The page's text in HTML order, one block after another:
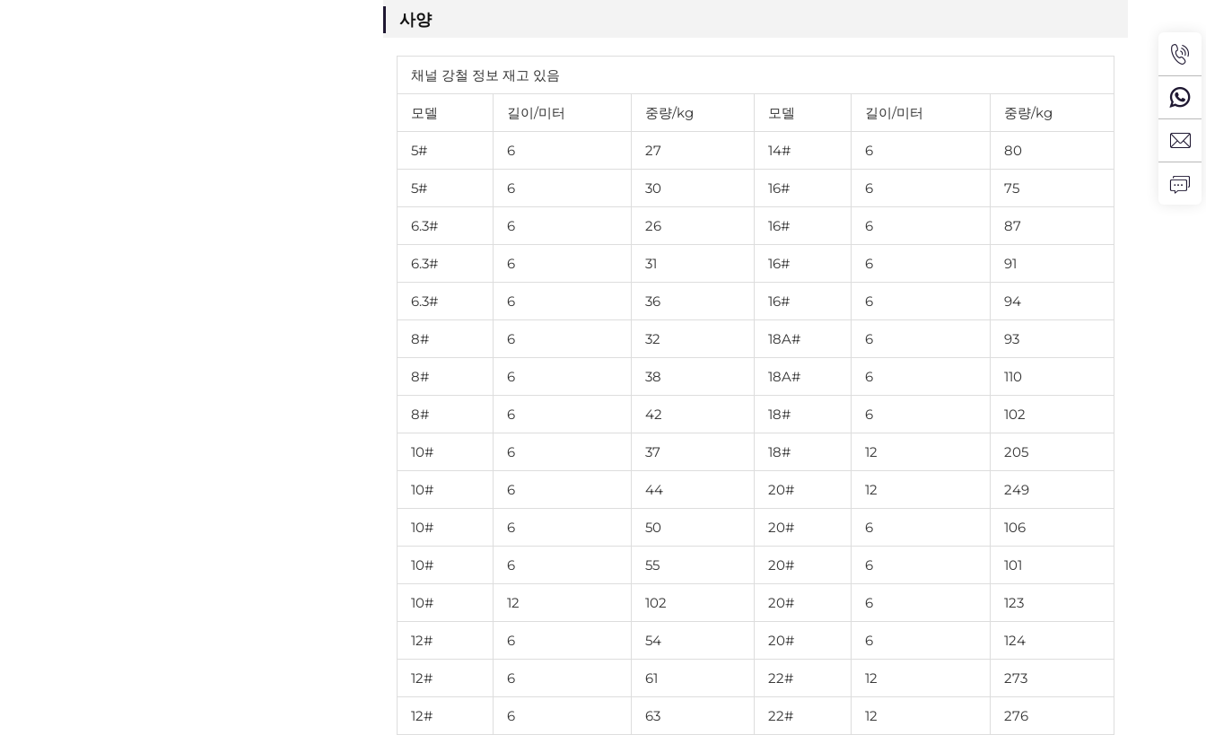
사양
채널 강철 정보 재고 있음
모델 길이/미터 중량/kg 모델 길이/미터 중량/kg
5# 6 27 14# 6 80
5# 6 30 16# 6 75
6.3# 6 26 16# 6 87
6.3# 6 31 16# 6 91
6.3# 6 36 16# 6 94
8# 6 32 18A# 6 93
8# 6 38 18A# 6 110
8# 6 42 18# 6 102
10# 6 37 18# 12 205
10# 6 44 20# 12 249
10# 6 50 20# 6 106
10# 6 55 20# 6 101
10# 12 102 20# 6 123
12# 6 54 20# 6 124
12# 6 61 22# 12 273
12# 6 63 22# 12 276